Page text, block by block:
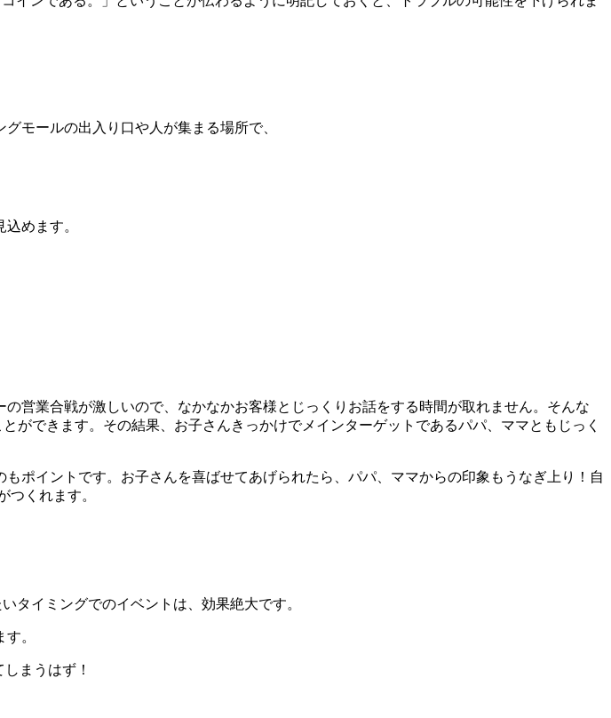
モールの出入り口や人が集まる場所で、
めます。
営業合戦が激しいので、なかなかお客様とじっくりお話をする時間が取れません。そんな
できます。その結果、お子さんきっかけでメインターゲットであるパパ、ママともじっく
ポイントです。お子さんを喜ばせてあげられたら、パパ、ママからの印象もうなぎ上り！自
くれます。
タイミングでのイベントは、効果絶大です。
。
まうはず！